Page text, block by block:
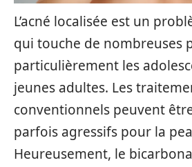
L’acné localisée est un
qui touche de nombreuses
particulièrement les
jeunes adultes. Les
conventionnels peuvent
parfois agressifs pour la
Heureusement, le